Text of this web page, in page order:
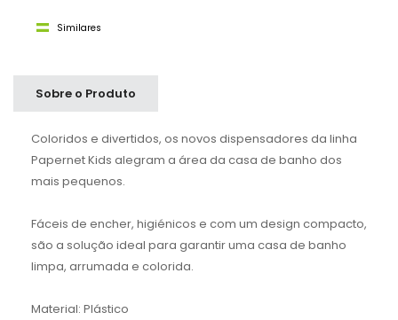
Similares
Sobre o Produto
Coloridos e divertidos, os novos dispensadores da linha
Papernet Kids alegram a área da casa de banho dos
mais pequenos.
Fáceis de encher, higiénicos e com um design compacto,
são a solução ideal para garantir uma casa de banho
limpa, arrumada e colorida.
Material: Plástico